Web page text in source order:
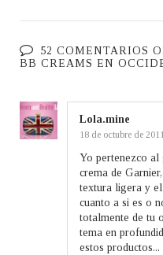
52 COMENTARIOS
BB CREAMS EN
Lola.mine
18 de octubre de
Yo pertenezco al
crema de
textura ligera y el
cuanto a si es o
totalmente de tu
tema en
estos